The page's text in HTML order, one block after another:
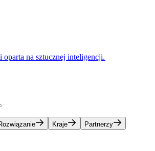
oparta na sztucznej inteligencji.​​
Kraje​​
Partnerzy​​